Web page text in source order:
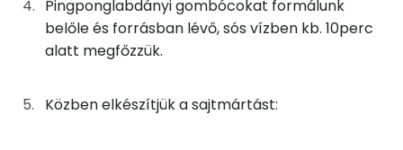
A mártáshoz
Lut-zea
E vitamin:
Pingponglabdányi gombócokat formálunk
belőle és forrásban lévő, sós vízben kb. 10perc
alatt megfőzzük.
Közben elkészítjük a sajtmártást: